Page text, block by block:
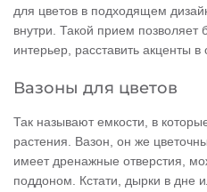
для цветов в подходящем
внутри. Такой прием позволяет
интерьер, расставить акценты
Вазоны для цветов
Так называют емкости, в
растения. Вазон, он же
имеет дренажные отверстия,
поддоном. Кстати, дырки в дне